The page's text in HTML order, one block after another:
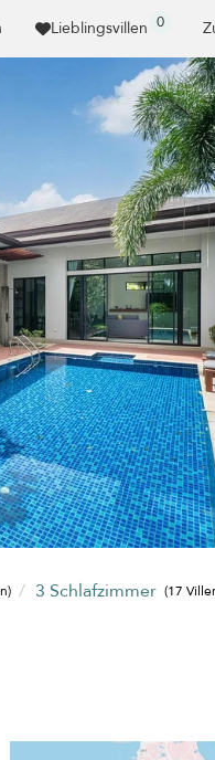
Lieblingsvillen 0
3 Schlafzimmer (17